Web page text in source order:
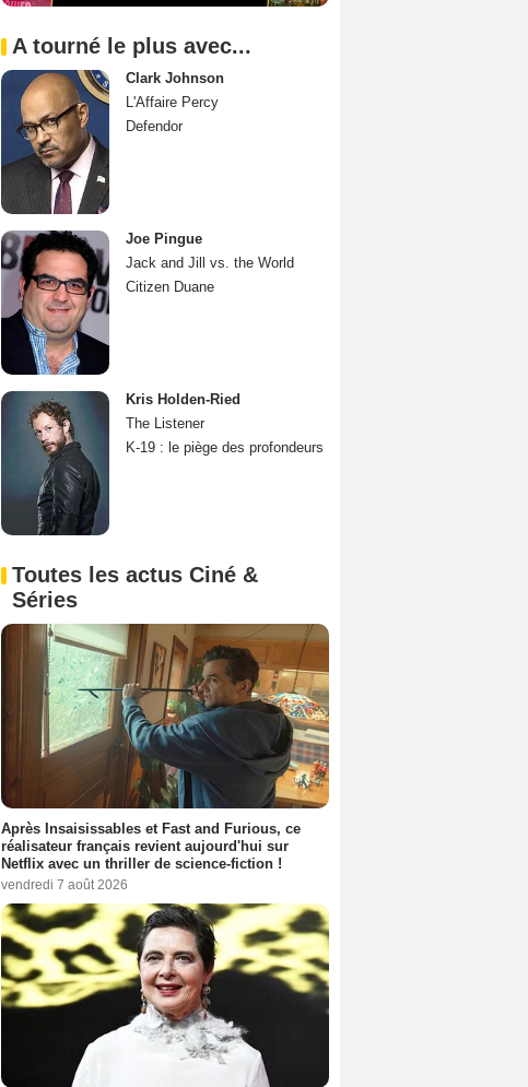
A tourné le plus avec...
Clark Johnson
L'Affaire Percy
Defendor
Joe Pingue
Jack and Jill vs. the World
Citizen Duane
Kris Holden-Ried
The Listener
K-19 : le piège des profondeurs
Toutes les actus Ciné &
Séries
Après Insaisissables et Fast and Furious, ce
réalisateur français revient aujourd'hui sur
Netflix avec un thriller de science-fiction !
vendredi 7 août 2026